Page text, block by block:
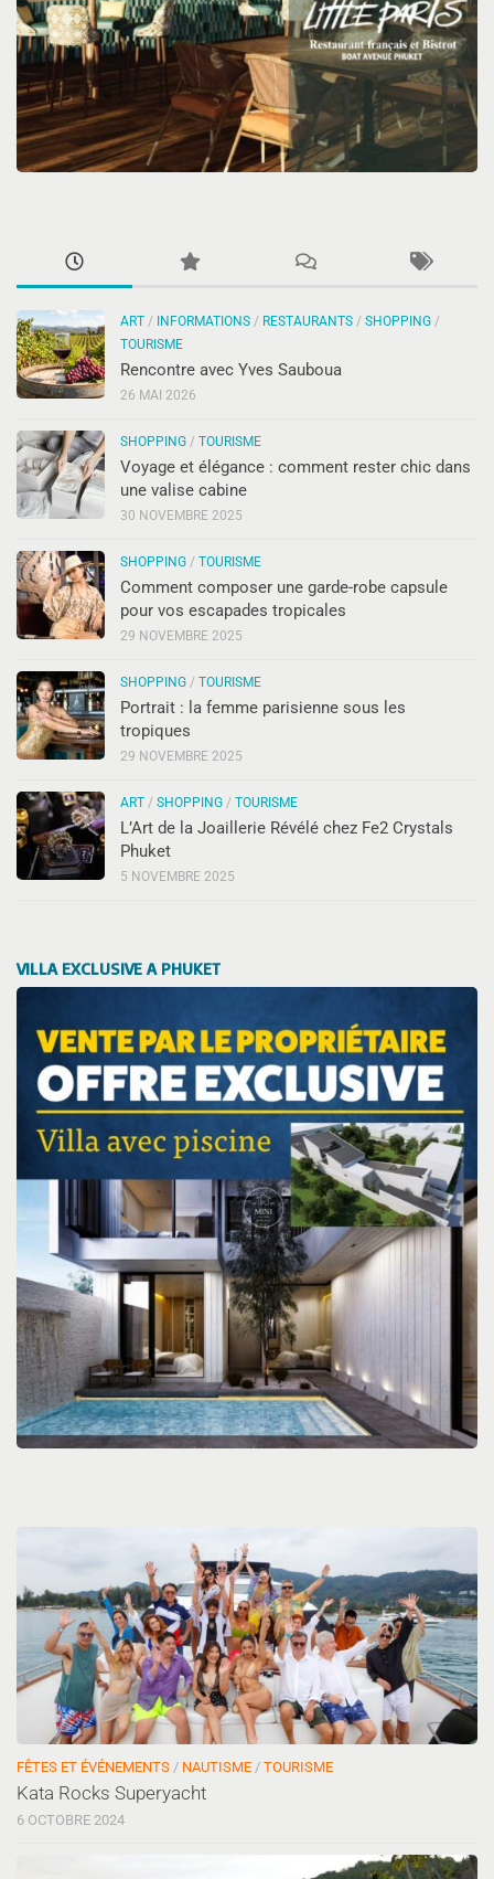
ART / INFORMATIONS / RESTAURANTS / SHOPPING /
TOURISME
Rencontre avec Yves Sauboua
26 MAI 2026
SHOPPING / TOURISME
Voyage et élégance : comment rester chic dans
une valise cabine
30 NOVEMBRE 2025
SHOPPING / TOURISME
Comment composer une garde-robe capsule
pour vos escapades tropicales
29 NOVEMBRE 2025
SHOPPING / TOURISME
Portrait : la femme parisienne sous les
tropiques
29 NOVEMBRE 2025
ART / SHOPPING / TOURISME
L’Art de la Joaillerie Révélé chez Fe2 Crystals
Phuket
5 NOVEMBRE 2025
VILLA EXCLUSIVE A PHUKET
FÊTES ET ÉVÉNEMENTS / NAUTISME / TOURISME
Kata Rocks Superyacht
6 OCTOBRE 2024